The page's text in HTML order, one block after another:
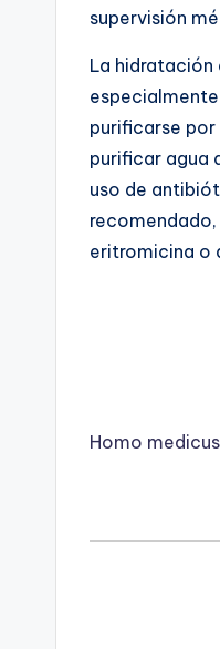
supervisión
La hidratación
purificarse
purificar agua
uso de
eritromicina o
Homo medicus